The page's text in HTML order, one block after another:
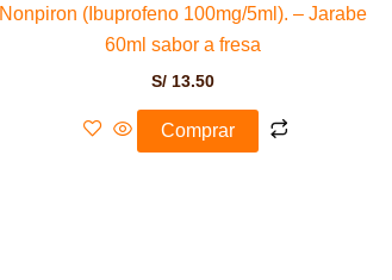
Nonpiron (Ibuprofeno 100mg/5ml). – Jarabe
60ml sabor a fresa
S/ 13.50
Comprar